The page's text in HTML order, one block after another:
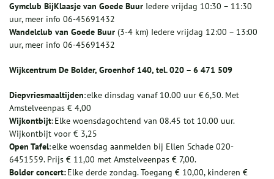
Gymclub BijKlaasje van Goede Buur Iedere vrijdag 10:30 – 11:30
uur, meer info 06-45691432
Wandelclub van Goede Buur (3-4 km) Iedere vrijdag 12:00 – 13:00
uur, meer info 06-45691432
Wijkcentrum De Bolder, Groenhof 140, tel. 020 – 6 471 509
Diepvriesmaaltijden: elke dinsdag vanaf 10.00 uur € 6,50. Met
Amstelveenpas € 4,00
Wijkontbijt: Elke woensdagochtend van 08.45 tot 10.00 uur.
Wijkontbijt voor € 3,25
Open Tafel: elke woensdag aanmelden bij Ellen Schade 020-
6451559. Prijs € 11,00 met Amstelveenpas € 7,00.
Bolder concert:Elke derde zondag. Toegang € 10,00, kinderen €